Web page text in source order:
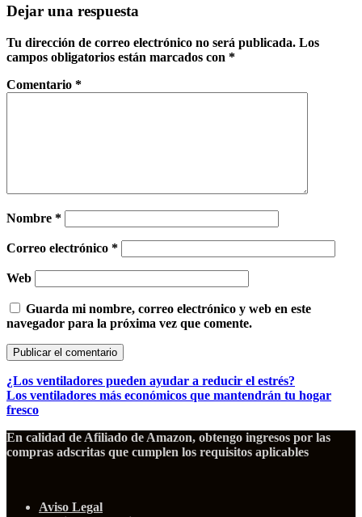
Dejar una respuesta
Tu dirección de correo electrónico no será publicada. Los
campos obligatorios están marcados con *
Comentario *
Nombre *
Correo electrónico *
Web
Guarda mi nombre, correo electrónico y web en este
navegador para la próxima vez que comente.
¿Los ventiladores pueden ayudar a reducir el estrés?
Los ventiladores más económicos que mantendrán tu hogar
fresco
En calidad de Afiliado de Amazon, obtengo ingresos por las
compras adscritas que cumplen los requisitos aplicables
Aviso Legal